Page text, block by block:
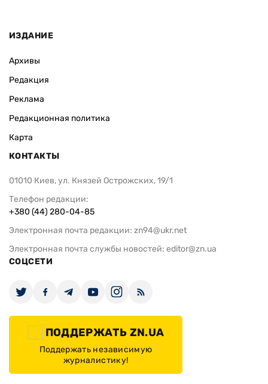
ИЗДАНИЕ
Архивы
Редакция
Реклама
Редакционная политика
Карта
КОНТАКТЫ
01010 Киев, ул. Князей Острожских, 19/1
Телефон редакции:
+380 (44) 280-04-85
Электронная почта редакции: zn94@ukr.net
Электронная почта службы новостей: editor@zn.ua
СОЦСЕТИ
ПОДДЕРЖАТЬ ZN.UA
Поддержать независимую
журналистику!